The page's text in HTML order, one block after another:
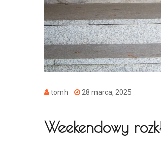
tomh 28 marca, 2025
Weekendowy